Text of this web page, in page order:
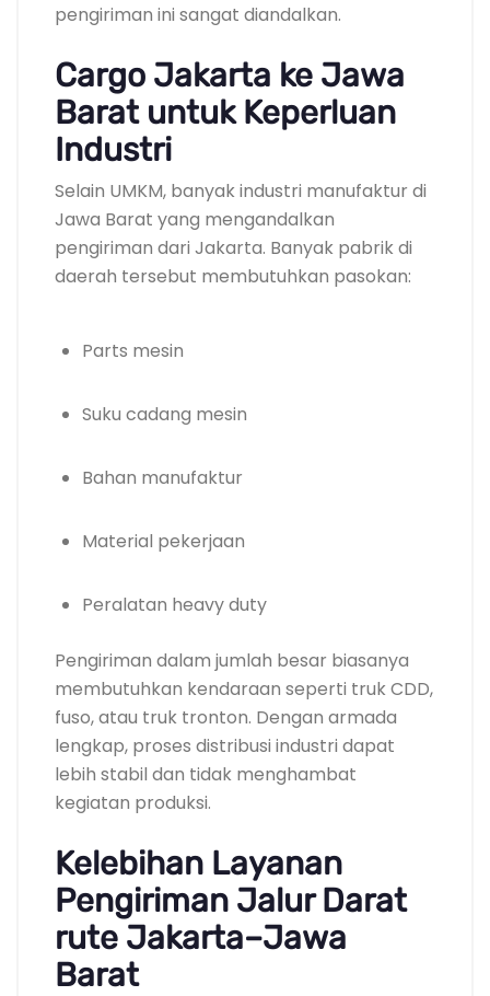
pengiriman ini sangat diandalkan.
Cargo Jakarta ke Jawa
Barat untuk Keperluan
Industri
Selain UMKM, banyak industri manufaktur di
Jawa Barat yang mengandalkan
pengiriman dari Jakarta. Banyak pabrik di
daerah tersebut membutuhkan pasokan:
Parts mesin
Suku cadang mesin
Bahan manufaktur
Material pekerjaan
Peralatan heavy duty
Pengiriman dalam jumlah besar biasanya
membutuhkan kendaraan seperti truk CDD,
fuso, atau truk tronton. Dengan armada
lengkap, proses distribusi industri dapat
lebih stabil dan tidak menghambat
kegiatan produksi.
Kelebihan Layanan
Pengiriman Jalur Darat
rute Jakarta–Jawa
Barat